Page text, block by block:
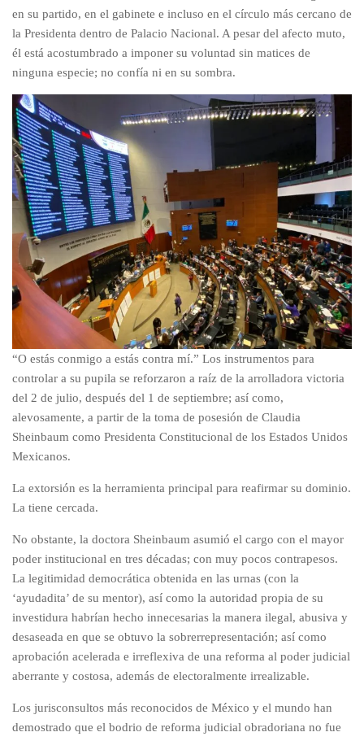
en su partido, en el gabinete e incluso en el círculo más cercano de
la Presidenta dentro de Palacio Nacional. A pesar del afecto muto,
él está acostumbrado a imponer su voluntad sin matices de
ninguna especie; no confía ni en su sombra.
“O estás conmigo a estás contra mí.” Los instrumentos para
controlar a su pupila se reforzaron a raíz de la arrolladora victoria
del 2 de julio, después del 1 de septiembre; así como,
alevosamente, a partir de la toma de posesión de Claudia
Sheinbaum como Presidenta Constitucional de los Estados Unidos
Mexicanos.
La extorsión es la herramienta principal para reafirmar su dominio.
La tiene cercada.
No obstante, la doctora Sheinbaum asumió el cargo con el mayor
poder institucional en tres décadas; con muy pocos contrapesos.
La legitimidad democrática obtenida en las urnas (con la
‘ayudadita’ de su mentor), así como la autoridad propia de su
investidura habrían hecho innecesarias la manera ilegal, abusiva y
desaseada en que se obtuvo la sobrerrepresentación; así como
aprobación acelerada e irreflexiva de una reforma al poder judicial
aberrante y costosa, además de electoralmente irrealizable.
Los jurisconsultos más reconocidos de México y el mundo han
demostrado que el bodrio de reforma judicial obradoriana no fue